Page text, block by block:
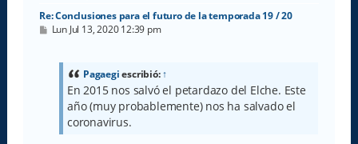
Re: Conclusiones para el futuro de la temporada 19 / 20
M
Lun Jul 13, 2020 12:39 pm
Pagaegiescribió:↑
En 2015 nos salvó el petardazo del Elche. Este
año (muy probablemente) nos ha salvado el
coronavirus.